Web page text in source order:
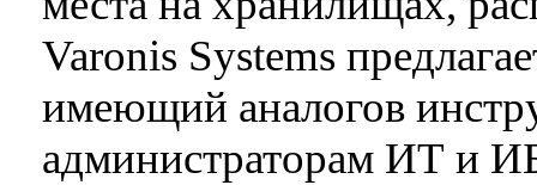
Varonis Systems
имеющий аналогов
администраторам ИТ и